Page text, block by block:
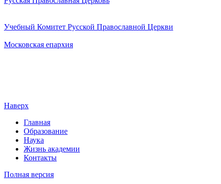
Учебный Комитет Русской Православной Церкви
Московская епархия
Наверх
Главная
Образование
Наука
Жизнь академии
Контакты
Полная версия